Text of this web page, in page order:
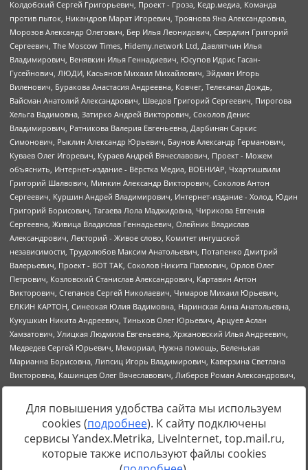
https://minjust.gov.ru/uploaded/files/reestr-
inostrannyih-agentov-22-03-2024.pdfданные на22.03.2024
Для повышения удобства сайта мы используем
cookies (подробнее). К сайту подключены
сервисы Yandex.Metrika, LiveInternet, top.mail.ru,
которые также используют файлы cookies